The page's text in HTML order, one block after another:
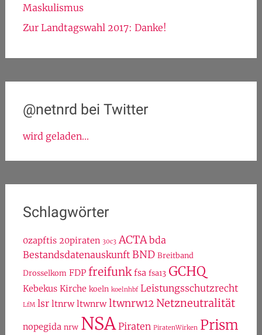
Maskulismus
Zur Landtagswahl 2017: Danke!
@netnrd bei Twitter
wird geladen...
Schlagwörter
0zapftis 20piraten 30c3 ACTA bda
Bestandsdatenauskunft BND Breitband
Drosselkom FDP freifunk fsa fsa13 GCHQ
Kebekus Kirche koeln koelnhbf Leistungsschutzrecht
LfM lsr ltnrw ltwnrw ltwnrw12 Netzneutralität
nopegida nrw NSA Piraten PiratenWirken Prism